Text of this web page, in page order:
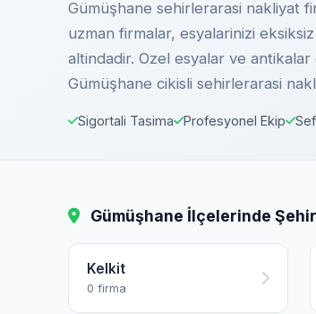
Gümüşhane sehirlerarasi nakliyat
uzman firmalar, esyalarinizi
altindadir. Ozel esyalar ve
Gümüşhane cikisli sehirlerarasi
Sigortali Tasima Profesyonel Ekip
Gümüşhane İlçelerinde
Kelkit
0 firma